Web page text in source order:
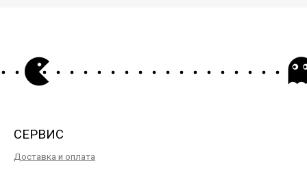
СЕРВИС
Доставка и оплата